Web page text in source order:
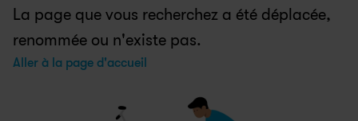
La page que vous recherchez a été déplacée,
renommée ou n'existe pas.
Aller à la page d'accueil